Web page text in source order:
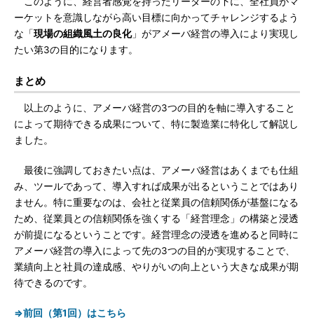
ーケットを意識しながら高い目標に向かってチャレンジするよう
な「現場の組織風土の良化」がアメーバ経営の導入により実現し
たい第3の目的になります。
まとめ
以上のように、アメーバ経営の3つの目的を軸に導入すること
によって期待できる成果について、特に製造業に特化して解説し
ました。
最後に強調しておきたい点は、アメーバ経営はあくまでも仕組
み、ツールであって、導入すれば成果が出るということではあり
ません。特に重要なのは、会社と従業員の信頼関係が基盤になる
ため、従業員との信頼関係を強くする「経営理念」の構築と浸透
が前提になるということです。経営理念の浸透を進めると同時に
アメーバ経営の導入によって先の3つの目的が実現することで、
業績向上と社員の達成感、やりがいの向上という大きな成果が期
待できるのです。
⇒前回（第1回）はこちら